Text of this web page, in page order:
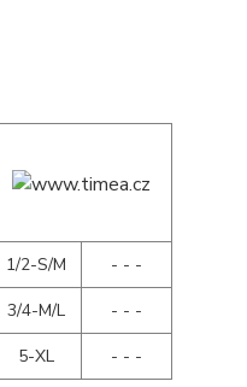
1/2-S/M
- - -
3/4-M/L
- - -
5-XL
- - -